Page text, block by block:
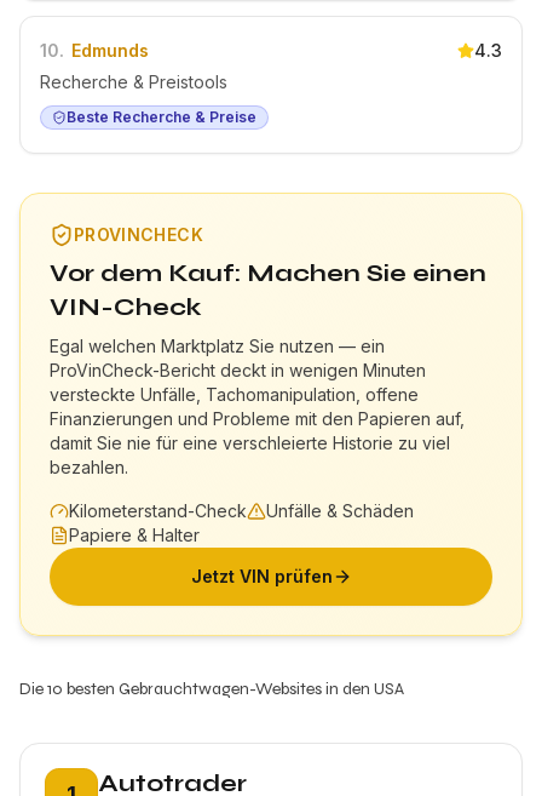
10. Edmunds
4.3
Recherche & Preistools
Beste Recherche & Preise
PROVINCHECK
Vor dem Kauf: Machen Sie einen
VIN-Check
Egal welchen Marktplatz Sie nutzen — ein
ProVinCheck-Bericht deckt in wenigen Minuten
versteckte Unfälle, Tachomanipulation, offene
Finanzierungen und Probleme mit den Papieren auf,
damit Sie nie für eine verschleierte Historie zu viel
bezahlen.
Kilometerstand-Check
Unfälle & Schäden
Papiere & Halter
Jetzt VIN prüfen
Die 10 besten Gebrauchtwagen-Websites in den USA
Platz 1:
Autotrader